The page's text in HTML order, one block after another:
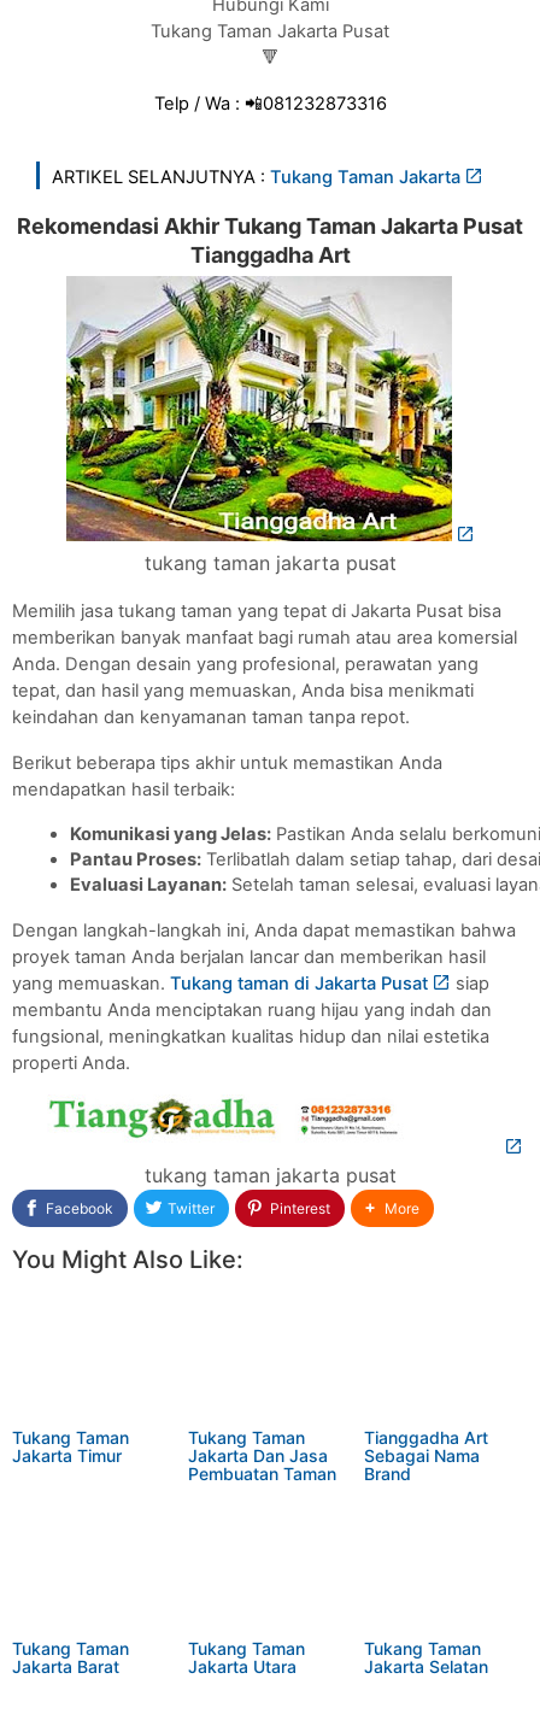
Hubungi Kami
Tukang Taman Jakarta Pusat
🔻
Telp / Wa : 📲081232873316
ARTIKEL SELANJUTNYA : Tukang Taman Jakarta
Rekomendasi Akhir Tukang Taman Jakarta Pusat
Tianggadha Art
tukang taman jakarta pusat
Memilih jasa tukang taman yang tepat di Jakarta Pusat bisa
memberikan banyak manfaat bagi rumah atau area komersial
Anda. Dengan desain yang profesional, perawatan yang
tepat, dan hasil yang memuaskan, Anda bisa menikmati
keindahan dan kenyamanan taman tanpa repot.
Berikut beberapa tips akhir untuk memastikan Anda
mendapatkan hasil terbaik:
Komunikasi yang Jelas: Pastikan Anda selalu
Pantau Proses: Terlibatlah dalam setiap tahap, dari
Evaluasi Layanan: Setelah taman selesai, evaluasi
Dengan langkah-langkah ini, Anda dapat memastikan bahwa
proyek taman Anda berjalan lancar dan memberikan hasil
yang memuaskan. Tukang taman di Jakarta Pusat
siap
membantu Anda menciptakan ruang hijau yang indah dan
fungsional, meningkatkan kualitas hidup dan nilai estetika
properti Anda.
tukang taman jakarta pusat
Facebook Twitter Pinterest More
You Might Also Like:
Tukang Taman
Jakarta Timur
Tukang Taman
Jakarta Dan Jasa
Pembuatan Taman
Tianggadha Art
Sebagai Nama
Brand
Tukang Taman
Jakarta Barat
Tukang Taman
Jakarta Utara
Tukang Taman
Jakarta Selatan